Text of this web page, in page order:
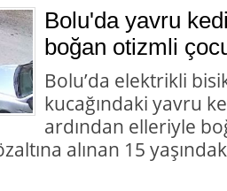
Bolu'da yavru
boğan otizmli
Bolu’da elektrikli
kucağındaki yavru
ardından elleriyle
alınan 15